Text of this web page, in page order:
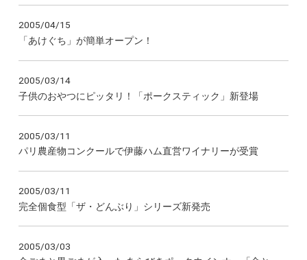
2005/04/15
「あけぐち」が簡単オープン！
2005/03/14
子供のおやつにピッタリ！「ポークスティック」新登場
2005/03/11
パリ農産物コンクールで伊藤ハム直営ワイナリーが受賞
2005/03/11
完全個食型「ザ・どんぶり」シリーズ新発売
2005/03/03